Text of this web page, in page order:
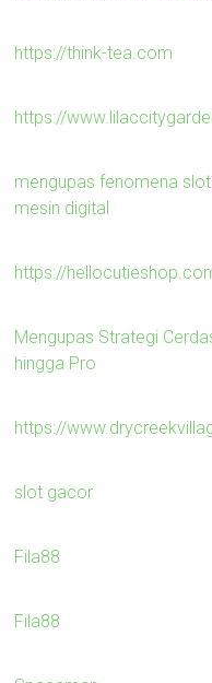
https://think-tea.com
https://
mengupas fenomena
mesin digital
https://
Mengupas Strategi
hingga Pro
https://
slot gacor
Fila88
Fila88